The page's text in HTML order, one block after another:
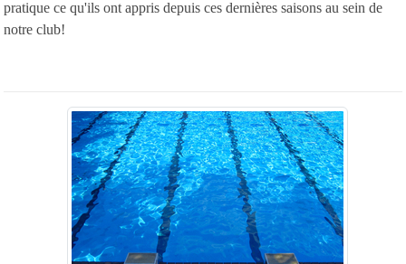
pratique ce qu'ils ont appris depuis ces dernières saisons au sein de
notre club!